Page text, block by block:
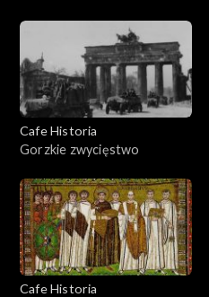
Cafe Historia
Gorzkie zwycięstwo
Cafe Historia